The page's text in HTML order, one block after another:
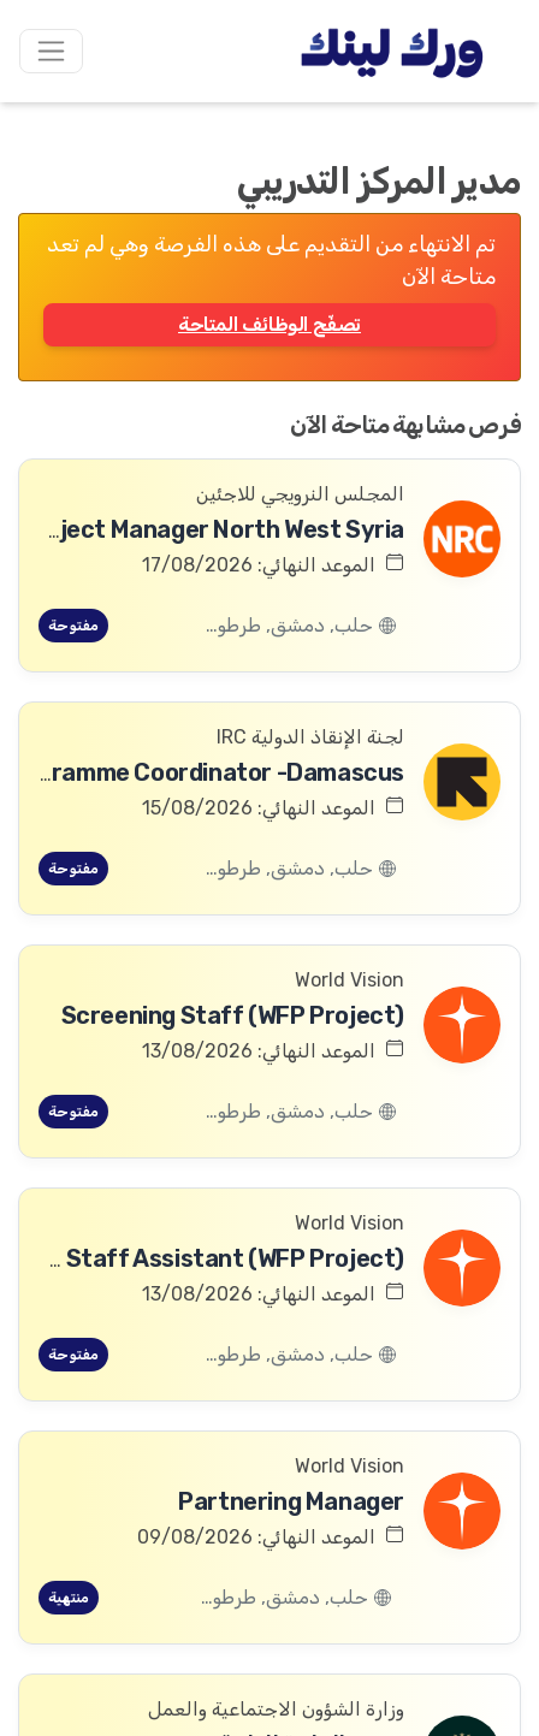
مدير المركز التدريبي
تم الانتهاء من التقديم على هذه الفرصة وهي لم تعد
متاحة الآن
تصفّح الوظائف المتاحة
فرص مشابهة متاحة الآن
المجلس النرويجي للاجئين
ICLA Project Manager North West Syria
الموعد النهائي: 17/08/2026
حلب, دمشق, طرطوس, ريف دمشق, ديرالزور, درعا, السويداء, إدلب, القنيطرة, اللاذقية, الرقة, حمص, الحسكة, حماة مفتوحة
لجنة الإنقاذ الدولية IRC
Global Partnership Education Programme Coordinator -Damascus
الموعد النهائي: 15/08/2026
حلب, دمشق, طرطوس, ريف دمشق, ديرالزور, درعا, السويداء, إدلب, القنيطرة, اللاذقية, الرقة, حمص, الحسكة, حماة مفتوحة
World Vision
Screening Staff (WFP Project)
الموعد النهائي: 13/08/2026
حلب, دمشق, طرطوس, ريف دمشق, ديرالزور, درعا, السويداء, إدلب, القنيطرة, اللاذقية, الرقة, حمص, الحسكة, حماة مفتوحة
World Vision
Community Committee Follow-up Staff Assistant (WFP Project)
الموعد النهائي: 13/08/2026
حلب, دمشق, طرطوس, ريف دمشق, ديرالزور, درعا, السويداء, إدلب, القنيطرة, اللاذقية, الرقة, حمص, الحسكة, حماة مفتوحة
World Vision
Partnering Manager
الموعد النهائي: 09/08/2026
حلب, دمشق, طرطوس, ريف دمشق, ديرالزور, درعا, السويداء, إدلب, القنيطرة, اللاذقية, الرقة, حمص, الحسكة, حماة منتهية
وزارة الشؤون الاجتماعية والعمل